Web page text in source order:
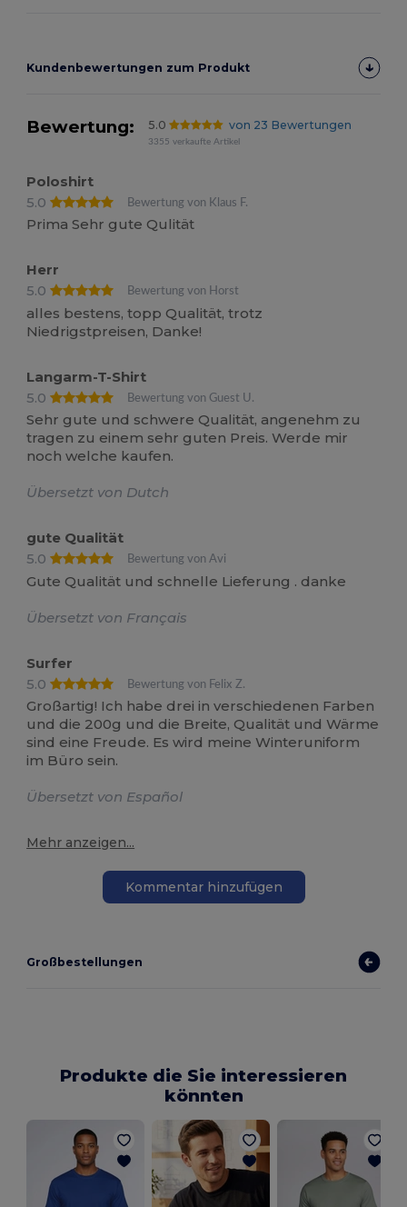
Kundenbewertungen zum Produkt
Bewertung: 5.0 von 23 Bewertungen
3355 verkaufte Artikel
Poloshirt
5.0
Bewertung von Klaus F.
Prima Sehr gute Qulität
Herr
5.0
Bewertung von Horst
alles bestens, topp Qualität, trotz
Niedrigstpreisen, Danke!
Langarm-T-Shirt
5.0
Bewertung von Guest U.
Sehr gute und schwere Qualität, angenehm zu
tragen zu einem sehr guten Preis. Werde mir
noch welche kaufen.
Übersetzt von Dutch
gute Qualität
5.0
Bewertung von Avi
Gute Qualität und schnelle Lieferung . danke
Übersetzt von Français
Surfer
5.0
Bewertung von Felix Z.
Großartig! Ich habe drei in verschiedenen Farben
und die 200g und die Breite, Qualität und Wärme
sind eine Freude. Es wird meine Winteruniform
im Büro sein.
Übersetzt von Español
Mehr anzeigen...
Kommentar hinzufügen
Großbestellungen
Produkte die Sie interessieren
könnten